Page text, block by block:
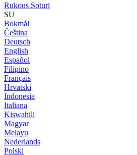
Rukous Soturi
SU
Bokmål
Čeština
Deutsch
English
Español
Filipino
Français
Hrvatski
Indonesia
Italiana
Kiswahili
Magyar
Melayu
Nederlands
Polski